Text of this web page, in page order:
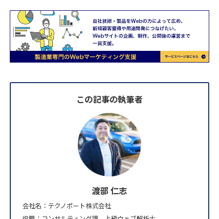
この記事の執筆者
渡部 仁志
会社名：テクノポート株式会社